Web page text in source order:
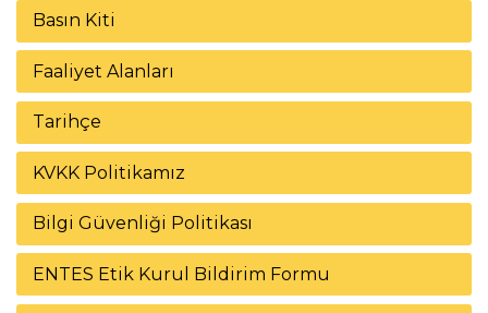
Basın Kiti
Faaliyet Alanları
Tarihçe
KVKK Politikamız
Bilgi Güvenliği Politikası
ENTES Etik Kurul Bildirim Formu